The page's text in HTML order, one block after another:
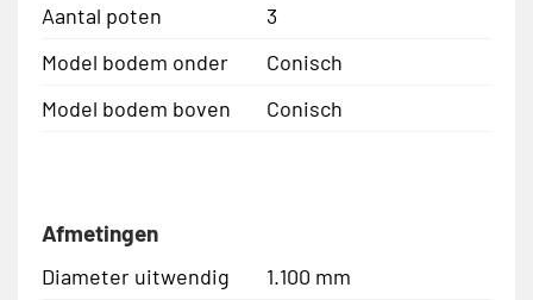
Aantal poten
3
Model bodem onder
Conisch
Model bodem boven
Conisch
Afmetingen
Diameter uitwendig
1.100 mm